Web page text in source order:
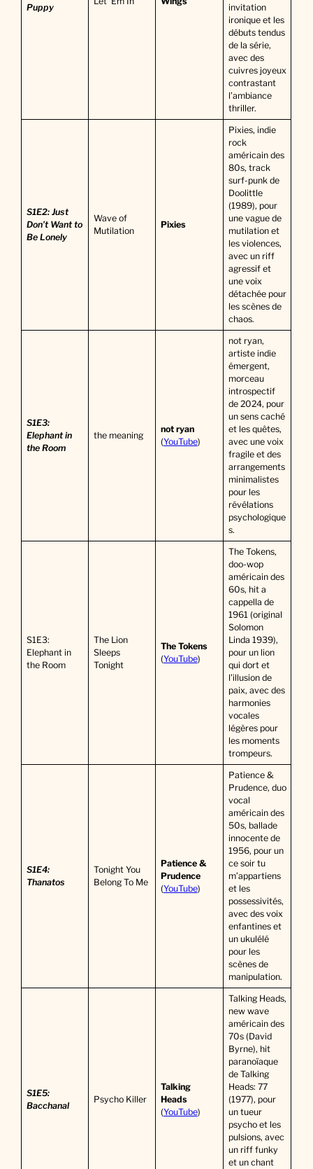
Puppy
invitation
ironique et les
débuts tendus
de la série,
avec des
cuivres joyeux
contrastant
l’ambiance
thriller.
S1E2: Just
Don’t Want to
Be Lonely
Wave of
Mutilation
Pixies
Pixies, indie
rock
américain des
80s, track
surf-punk de
Doolittle
(1989), pour
une vague de
mutilation et
les violences,
avec un riff
agressif et
une voix
détachée pour
les scènes de
chaos.
S1E3:
Elephant in
the Room
the meaning
not ryan
(YouTube)
not ryan,
artiste indie
émergent,
morceau
introspectif
de 2024, pour
un sens caché
et les quêtes,
avec une voix
fragile et des
arrangements
minimalistes
pour les
révélations
psychologique
s.
S1E3:
Elephant in
the Room
The Lion
Sleeps
Tonight
The Tokens
(YouTube)
The Tokens,
doo-wop
américain des
60s, hit a
cappella de
1961 (original
Solomon
Linda 1939),
pour un lion
qui dort et
l’illusion de
paix, avec des
harmonies
vocales
légères pour
les moments
trompeurs.
S1E4:
Thanatos
Tonight You
Belong To Me
Patience &
Prudence
(YouTube)
Patience &
Prudence, duo
vocal
américain des
50s, ballade
innocente de
1956, pour un
ce soir tu
m’appartiens
et les
possessivités,
avec des voix
enfantines et
un ukulélé
pour les
scènes de
manipulation.
S1E5:
Bacchanal
Psycho Killer
Talking
Heads
(YouTube)
Talking Heads,
new wave
américain des
70s (David
Byrne), hit
paranoïaque
de Talking
Heads: 77
(1977), pour
un tueur
psycho et les
pulsions, avec
un riff funky
et un chant